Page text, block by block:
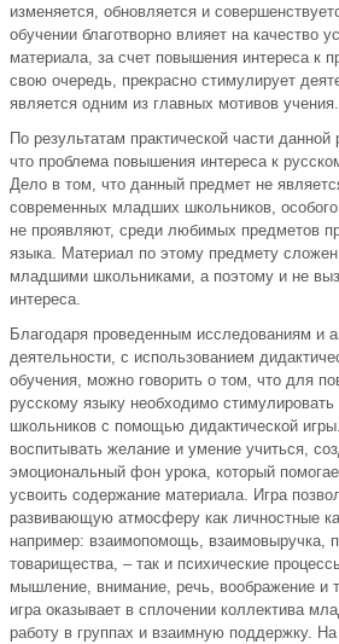
изменяется, обновляется и
обучении благотворно влияет на качество
материала, за счет повышения интереса к
свою очередь, прекрасно стимулирует
является одним из главных мотивов учения.
По результатам практической части
что проблема повышения интереса к
Дело в том, что данный предмет не
современных младших школьников,
не проявляют, среди любимых предметов
языка. Материал по этому предмету
младшими школьниками, а поэтому и не
интереса.
Благодаря проведенным исследованиям и
деятельности, с использованием
обучения, можно говорить о том, что для
русскому языку необходимо стимулировать
школьников с помощью дидактической
воспитывать желание и умение учиться,
эмоциональный фон урока, который
усвоить содержание материала. Игра
развивающую атмосферу как личностные
например: взаимопомощь, взаимовыручка,
товарищества, – так и психические
мышление, внимание, речь, воображение
игра оказывает в сплочении коллектива
работу в группах и взаимную поддержку.